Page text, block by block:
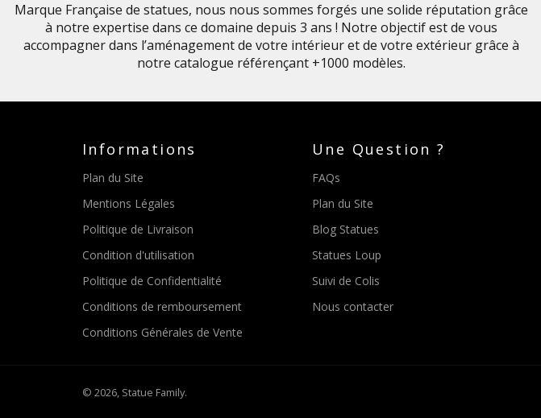
Marque Française de statues, nous nous sommes forgés une solide réputation grâce
à notre expertise dans ce domaine depuis 3 ans ! Notre objectif est de vous
accompagner dans l’aménagement de votre intérieur et de votre extérieur grâce à
notre catalogue référençant +1000 modèles.
Informations
Plan du Site
Mentions Légales
Politique de Livraison
Condition d'utilisation
Politique de Confidentialité
Conditions de remboursement
Conditions Générales de Vente
Une Question ?
FAQs
Plan du Site
Blog Statues
Statues Loup
Suivi de Colis
Nous contacter
© 2026, Statue Family.